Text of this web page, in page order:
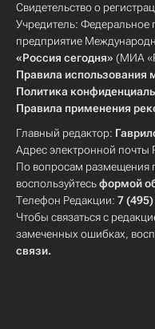
Свидетельство о
Учредитель: Федеральное
предприятие
«Россия сегодня» (МИА
Правила использования
Политика
Правила применения
Главный редактор:
Адрес электронной почты
По вопросам размещения
воспользуйтесьформой
Телефон Редакции: 7
Чтобы связаться с
замеченных ошибках,
связи.